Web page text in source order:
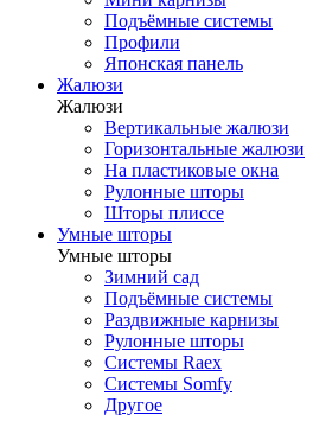
Подъёмные системы
Профили
Японская панель
Жалюзи
Жалюзи
Вертикальные жалюзи
Горизонтальные жалюзи
На пластиковые окна
Рулонные шторы
Шторы плиссе
Умные шторы
Умные шторы
Зимний сад
Подъёмные системы
Раздвижные карнизы
Рулонные шторы
Системы Raex
Системы Somfy
Другое